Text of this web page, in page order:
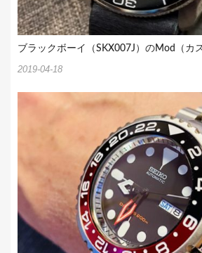
ブラックボーイ（SKX007J）のMod（カ
2019-04-18